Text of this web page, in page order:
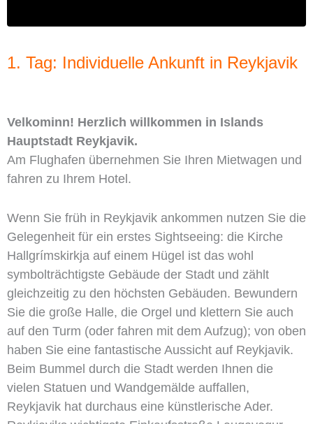
1. Tag: Individuelle Ankunft in Reykjavik
Velkominn! Herzlich willkommen in Islands
Hauptstadt Reykjavik.
Am Flughafen übernehmen Sie Ihren Mietwagen und
fahren zu Ihrem Hotel.
Wenn Sie früh in Reykjavik ankommen nutzen Sie die
Gelegenheit für ein erstes Sightseeing: die Kirche
Hallgrímskirkja auf einem Hügel ist das wohl
symbolträchtigste Gebäude der Stadt und zählt
gleichzeitig zu den höchsten Gebäuden. Bewundern
Sie die große Halle, die Orgel und klettern Sie auch
auf den Turm (oder fahren mit dem Aufzug); von oben
haben Sie eine fantastische Aussicht auf Reykjavik.
Beim Bummel durch die Stadt werden Ihnen die
vielen Statuen und Wandgemälde auffallen,
Reykjavik hat durchaus eine künstlerische Ader.